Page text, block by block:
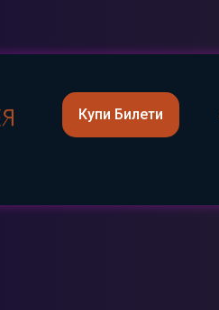
Купи Билети